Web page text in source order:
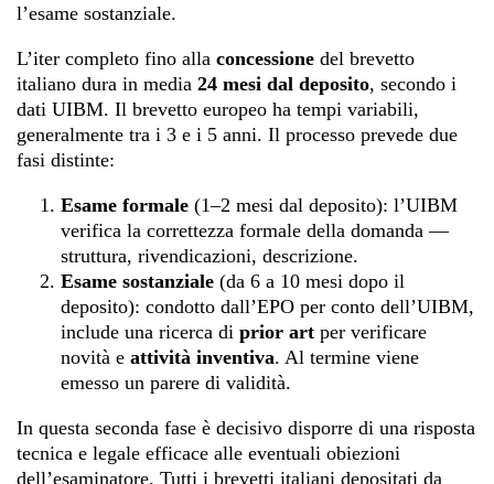
l’esame sostanziale.
L’iter completo fino alla concessione del brevetto
italiano dura in media 24 mesi dal deposito, secondo i
dati UIBM. Il brevetto europeo ha tempi variabili,
generalmente tra i 3 e i 5 anni. Il processo prevede due
fasi distinte:
Esame formale (1–2 mesi dal deposito): l’UIBM
verifica la correttezza formale della domanda —
struttura, rivendicazioni, descrizione.
Esame sostanziale (da 6 a 10 mesi dopo il
deposito): condotto dall’EPO per conto dell’UIBM,
include una ricerca di prior art per verificare
novità e attività inventiva. Al termine viene
emesso un parere di validità.
In questa seconda fase è decisivo disporre di una risposta
tecnica e legale efficace alle eventuali obiezioni
dell’esaminatore. Tutti i brevetti italiani depositati da